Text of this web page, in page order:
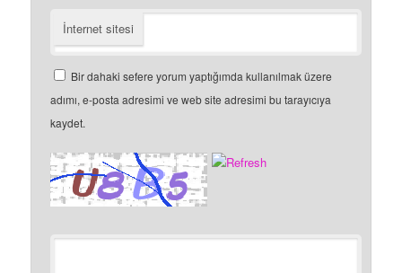
İnternet sitesi
Bir dahaki sefere yorum yaptığımda kullanılmak üzere
adımı, e-posta adresimi ve web site adresimi bu tarayıcıya
kaydet.